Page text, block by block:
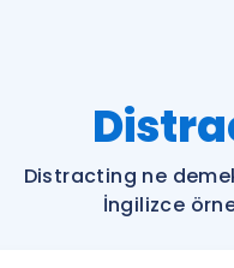
Distracting ne
İngilizce